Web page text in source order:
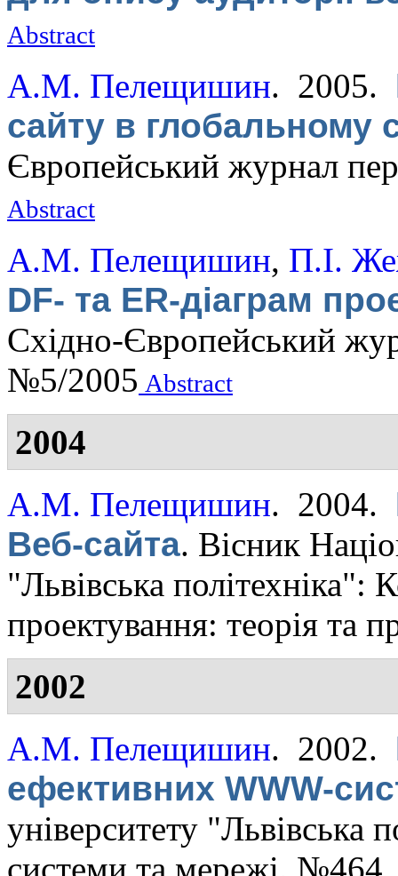
Abstract
А.М. Пелещишин. 2005.
сайту в глобальному
Європейський журнал
Abstract
А.М. Пелещишин, П.І.
DF- та ER-діаграм
Східно-Європейський
№5/2005 Abstract
2004
А.М. Пелещишин. 2004.
Веб-сайта. Вісник
"Львівська політехніка":
проектування: теорія та
2002
А.М. Пелещишин. 2002.
ефективних WWW-
університету "Львівська